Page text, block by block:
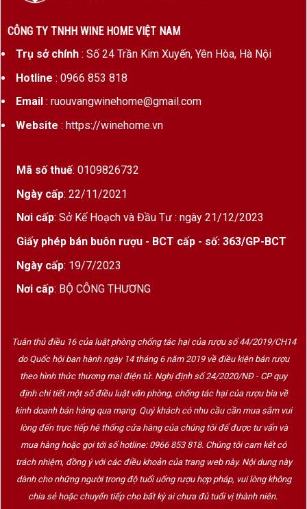
CÔNG TY TNHH WINE HOME VIỆT NAM
Trụ sở chính: Số 24 Trần Kim Xuyến, Yên Hòa, Hà Nội
Hotline : 0966 853 818
Email : ruouvangwinehome@gmail.com
Website : https://winehome.vn
Mã số thuế: 0109826732
Ngày cấp: 22/11/2021
Nơi cấp: Sở Kế Hoạch và Đầu Tư : ngày 21/12/2023
Giấy phép bán buôn rượu - BCT cấp - số: 363/GP-BCT
Ngày cấp: 19/7/2023
Nơi cấp: BỘ CÔNG THƯƠNG
Tuân thủ điều 16 của luật phòng chống tác hại của rượu số 44/2019/CH14
do Quốc hội ban hành ngày 14 tháng 6 năm 2019 về điều kiện bán rượu
theo hình thức thương mại điện tử. Nghị định số 24/2020/NĐ - CP quy
định chi tiết một số điều luật văn phòng, chống tác hại của rượu bia về
kinh doanh bán hàng qua mạng. Quý khách có nhu cầu cần mua sắm vui
lòng đến trực tiếp hệ thống cửa hàng của chúng tôi để được tư vấn và
mua hàng hoặc gọi tới số hotline: 0966 853 818. Chúng tôi cam kết có
trách nhiệm, đồng ý với các điều khoản của trang web này. Nội dung này
dành cho những người trong độ tuổi uống rượu hợp pháp, vui lòng không
chia sẻ hoặc chuyển tiếp cho bất kỳ ai chưa đủ tuổi vị thành niên.